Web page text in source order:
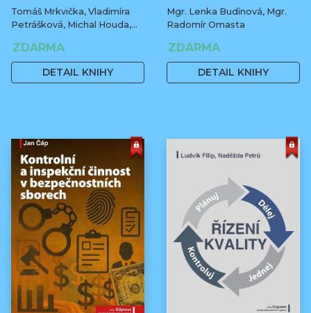
Tomáš Mrkvička, Vladimíra
Petrášková, Michal Houda,
ZDARMA
DETAIL KNIHY
Mgr. Lenka Budínová, Mgr.
Radomír Omasta
ZDARMA
DETAIL KNIHY